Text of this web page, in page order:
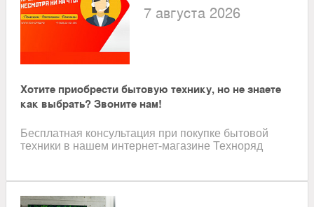
7 августа 2026
Хотите приобрести бытовую технику, но не знаете
как выбрать? Звоните нам!
Бесплатная консультация при покупке бытовой
техники в нашем интернет-магазине Техноряд